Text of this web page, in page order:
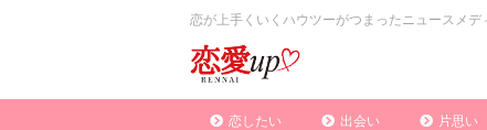
恋が上手くいくハウツーがつまったニュースメデ
恋したい 出会い 片思い